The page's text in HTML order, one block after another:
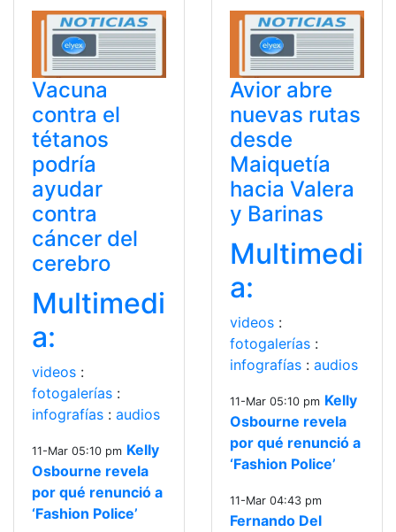
Vacuna
contra el
tétanos
podría
ayudar
contra
cáncer del
cerebro
Multimedi
a:
videos :
fotogalerías :
infografías : audios
11-Mar 05:10 pm Kelly
Osbourne revela
por qué renunció a
‘Fashion Police’
Avior abre
nuevas rutas
desde
Maiquetía
hacia Valera
y Barinas
Multimedi
a:
videos :
fotogalerías :
infografías : audios
11-Mar 05:10 pm Kelly
Osbourne revela
por qué renunció a
‘Fashion Police’
11-Mar 04:43 pm
Fernando Del